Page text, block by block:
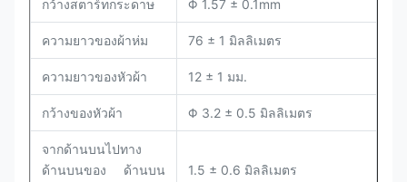
กว้างสตาร์ทกระดาษ Φ 1.57 ± 0.1mm
ความยาวของผ้าห่ม 76 ± 1 มิลลิเมตร
ความยาวของหัวผ้า 12 ± 1 มม.
กว้างของหัวผ้า Φ 3.2 ± 0.5 มิลลิเมตร
จากด้านบนไปทาง
ด้านบนของ ด้านบน
1.5 ± 0.6 มิลลิเมตร